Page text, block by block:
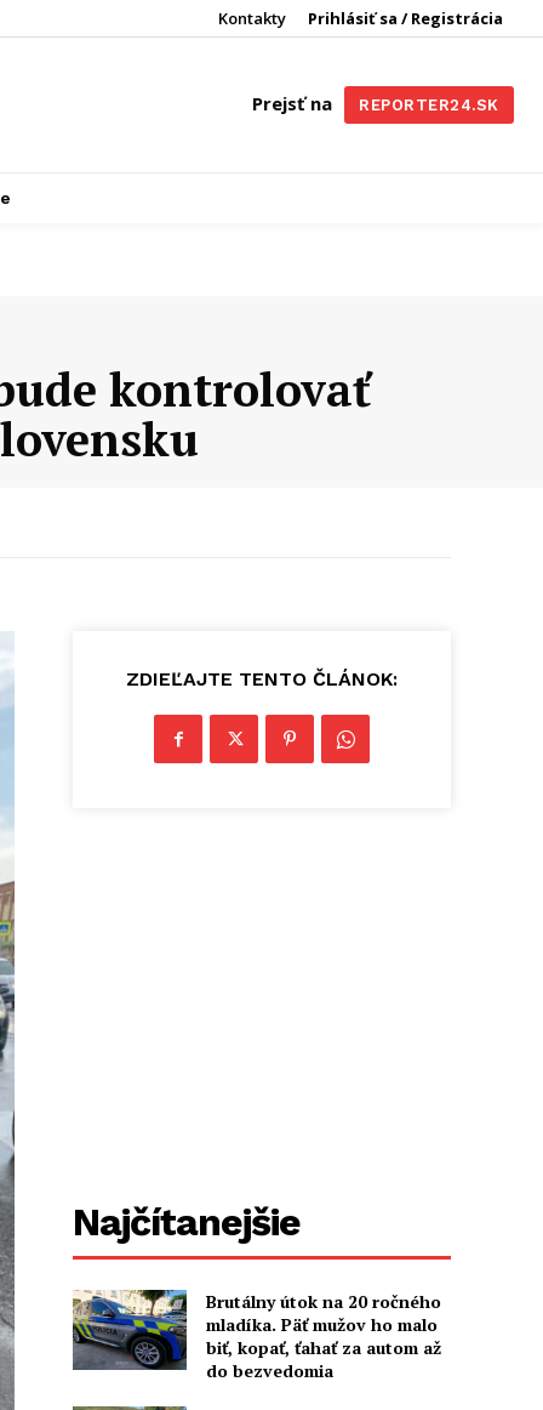
Prihlásiť sa / Registrácia
Kontakty
Prejsť na REPORTER24.SK
kontrolovať
ZDIEĽAJTE TENTO ČLÁNOK:
Najčítanejšie
Brutálny útok na 20 ročného
mladíka. Päť mužov ho malo
biť, kopať, ťahať za autom až
do bezvedomia